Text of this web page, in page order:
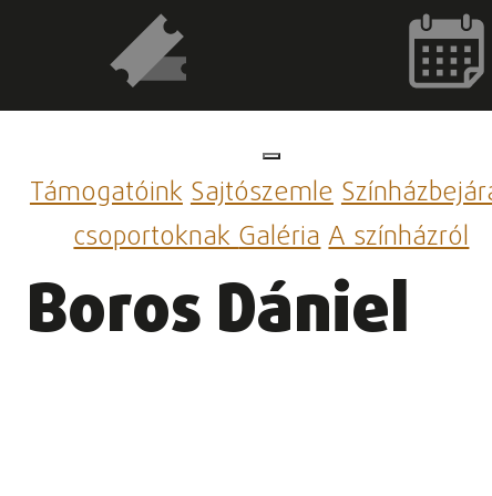
TámogatóinkSajtószemle
csoportoknakGalériaA színházról
Boros Dániel